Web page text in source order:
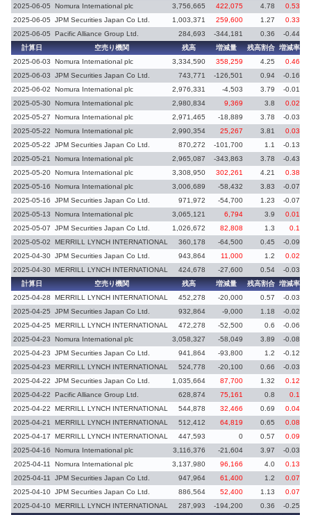
2025-06-05
Nomura International plc 3,756,665 422,075 4.78
0.53
2025-06-05
JPM Securities Japan Co Ltd. 1,003,371 259,600 1.27
0.33
2025-06-05
Pacific Alliance Group Ltd. 284,693 -344,181 0.36 -0.44
計算日 空売り機関 残高 増減量 残高割合 増減率
2025-06-03
Nomura International plc 3,334,590 358,259 4.25
0.46
2025-06-03
JPM Securities Japan Co Ltd. 743,771 -126,501 0.94
-0.16
2025-06-02
Nomura International plc 2,976,331 -4,503 3.79
-0.01
2025-05-30 Nomura International plc 2,980,834 9,369 3.8
0.02
2025-05-27
Nomura International plc 2,971,465 -18,889 3.78
-0.03
2025-05-22
Nomura International plc 2,990,354 25,267 3.81
0.03
2025-05-22
JPM Securities Japan Co Ltd. 870,272 -101,700 1.1
-0.13
2025-05-21
Nomura International plc 2,965,087 -343,863 3.78
-0.43
2025-05-20 Nomura International plc 3,308,950 302,261 4.21
0.38
2025-05-16
Nomura International plc 3,006,689 -58,432 3.83
-0.07
2025-05-16
JPM Securities Japan Co Ltd. 971,972 -54,700 1.23
-0.07
2025-05-13
Nomura International plc 3,065,121 6,794 3.9
0.01
2025-05-07
JPM Securities Japan Co Ltd. 1,026,672 82,808 1.3
0.1
2025-05-02
MERRILL LYNCH INTERNATIONAL 360,178 -64,500 0.45 -0.09
2025-04-30 JPM Securities Japan Co Ltd. 943,864 11,000 1.2
0.02
2025-04-30 MERRILL LYNCH INTERNATIONAL 424,678 -27,600 0.54
-0.03
計算日
空売り機関 残高 増減量 残高割合 増減率
2025-04-28
MERRILL LYNCH INTERNATIONAL 452,278 -20,000 0.57
-0.03
2025-04-25
JPM Securities Japan Co Ltd. 932,864 -9,000 1.18
-0.02
2025-04-25
MERRILL LYNCH INTERNATIONAL 472,278 -52,500 0.6
-0.06
2025-04-23
Nomura International plc 3,058,327 -58,049 3.89
-0.08
2025-04-23
JPM Securities Japan Co Ltd. 941,864 -93,800 1.2
-0.12
2025-04-23
MERRILL LYNCH INTERNATIONAL 524,778 -20,100 0.66
-0.03
2025-04-22
JPM Securities Japan Co Ltd. 1,035,664 87,700 1.32
0.12
2025-04-22
Pacific Alliance Group Ltd. 628,874 75,161 0.8
0.1
2025-04-22
MERRILL LYNCH INTERNATIONAL 544,878 32,466 0.69
0.04
2025-04-21
MERRILL LYNCH INTERNATIONAL 512,412 64,819 0.65
0.08
2025-04-17
MERRILL LYNCH INTERNATIONAL 447,593 0 0.57 0.09
2025-04-16 Nomura International plc 3,116,376 -21,604 3.97
-0.03
2025-04-11
Nomura International plc 3,137,980 96,166 4.0
0.13
2025-04-11
JPM Securities Japan Co Ltd. 947,964 61,400 1.2
0.07
2025-04-10 JPM Securities Japan Co Ltd. 886,564 52,400 1.13
0.07
2025-04-10 MERRILL LYNCH INTERNATIONAL 287,993 -194,200 0.36 -0.25